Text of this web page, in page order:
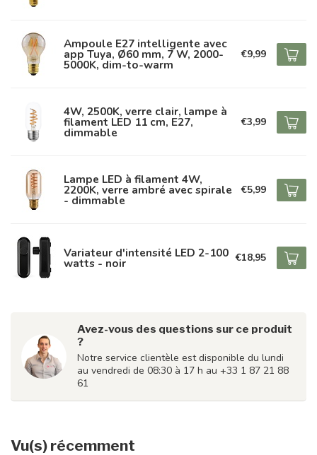
Ampoule E27 intelligente avec
app Tuya, Ø60 mm, 7 W, 2000-
5000K, dim-to-warm
€9,99
4W, 2500K, verre clair, lampe à
filament LED 11 cm, E27,
dimmable
€3,99
Lampe LED à filament 4W,
2200K, verre ambré avec spirale
- dimmable
€5,99
Variateur d'intensité LED 2-100
watts - noir €18,95
Avez-vous des questions sur ce produit
?
Notre service clientèle est disponible du lundi
au vendredi de 08:30 à 17 h au +33 1 87 21 88
61
Vu(s) récemment